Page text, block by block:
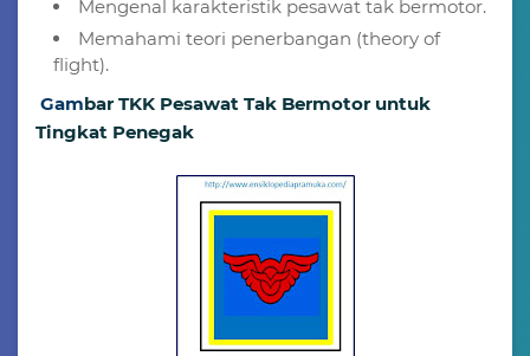
Mengenal karakteristik pesawat tak bermotor.
Memahami teori penerbangan (theory of
flight).
Gambar TKK Pesawat Tak Bermotor untuk
Tingkat Penegak